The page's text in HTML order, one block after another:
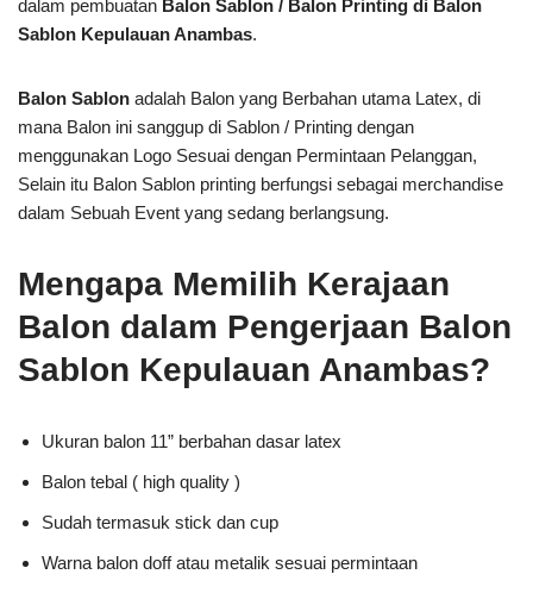
dalam pembuatan Balon Sablon / Balon Printing di Balon
Sablon Kepulauan Anambas.
Balon Sablon adalah Balon yang Berbahan utama Latex, di
mana Balon ini sanggup di Sablon / Printing dengan
menggunakan Logo Sesuai dengan Permintaan Pelanggan,
Selain itu Balon Sablon printing berfungsi sebagai merchandise
dalam Sebuah Event yang sedang berlangsung.
Mengapa Memilih Kerajaan
Balon dalam Pengerjaan Balon
Sablon Kepulauan Anambas?
Ukuran balon 11” berbahan dasar latex
Balon tebal ( high quality )
Sudah termasuk stick dan cup
Warna balon doff atau metalik sesuai permintaan